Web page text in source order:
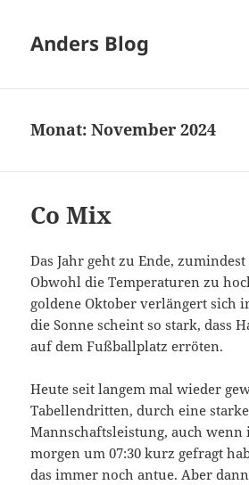
Anders Blog
Monat:November 2024
Co Mix
Das Jahr geht zu Ende,
Obwohl die Temperaturen zu
goldene Oktober verlängert sich
die Sonne scheint so stark, dass
auf dem Fußballplatz erröten.
Heute seit langem mal wieder
Tabellendritten, durch eine starke
Mannschaftsleistung, auch wenn
morgen um 07:30 kurz gefragt
das immer noch antue. Aber